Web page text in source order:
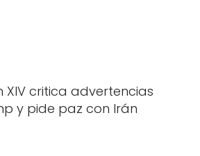
XIV critica advertencias
y pide paz con Irán